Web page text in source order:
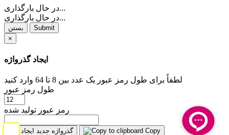
در حال بارگذاری...
در حال بارگذاری...
بستن
Submit
×
ایجاد گذرواژه
لطفاً برای طول رمز عبور یک عدد بین 8 تا 64 وارد کنید
طول رمز عبور
رمز عبور تولید شده
گذرواژه جدید ایجاد کنید Copy